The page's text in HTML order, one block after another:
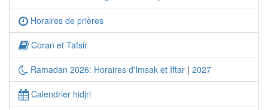
Horaires de prières
Coran et Tafsir
Ramadan 2026: Horaires d'Imsak et Iftar | 2027
Calendrier hidjri